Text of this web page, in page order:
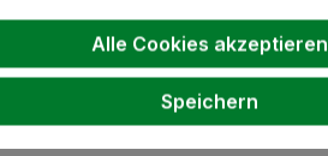
Alle Cookies akzeptieren
Speichern